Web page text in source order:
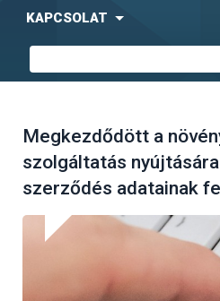
KAPCSOLAT
Megkezdődött a
szolgáltatás
szerződés adatainak